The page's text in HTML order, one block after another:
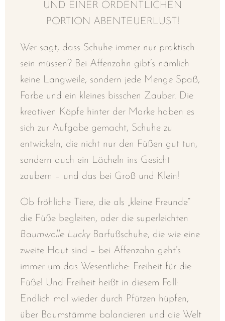
UND EINER ORDENTLICHEN
PORTION ABENTEUERLUST!
Wer sagt, dass Schuhe immer nur praktisch
sein müssen? Bei Affenzahn gibt’s nämlich
keine Langweile, sondern jede Menge Spaß,
Farbe und ein kleines bisschen Zauber. Die
kreativen Köpfe hinter der Marke haben es
sich zur Aufgabe gemacht, Schuhe zu
entwickeln, die nicht nur den Füßen gut tun,
sondern auch ein Lächeln ins Gesicht
zaubern – und das bei Groß und Klein!
Ob fröhliche Tiere, die als „kleine Freunde“
die Füße begleiten, oder die superleichten
Baumwolle LuckyBarfußschuhe, die wie eine
zweite Haut sind – bei Affenzahn geht’s
immer um das Wesentliche: Freiheit für die
Füße! Und Freiheit heißt in diesem Fall:
Endlich mal wieder durch Pfützen hüpfen,
über Baumstämme balancieren und die Welt